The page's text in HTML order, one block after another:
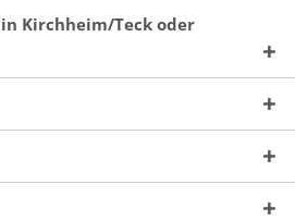
Kirchheim/Teck oder